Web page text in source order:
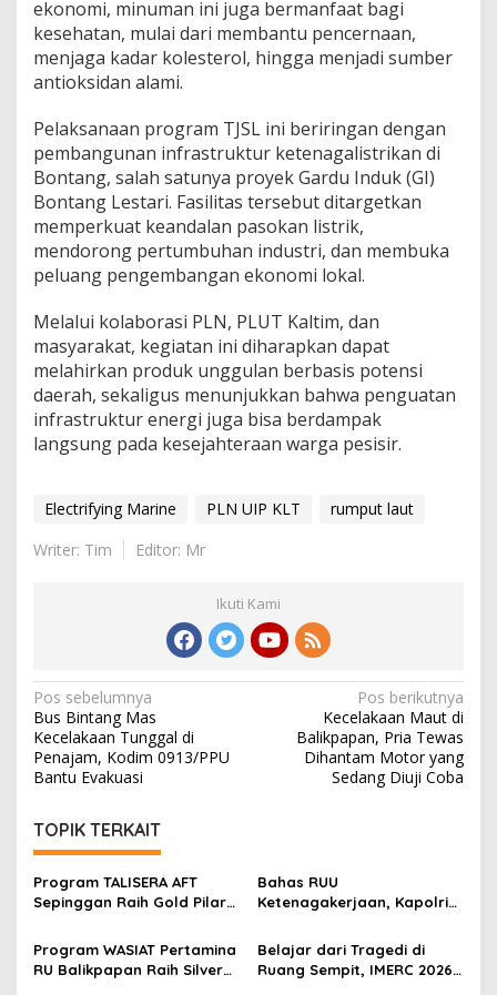
ekonomi, minuman ini juga bermanfaat bagi
kesehatan, mulai dari membantu pencernaan,
menjaga kadar kolesterol, hingga menjadi sumber
antioksidan alami.
Pelaksanaan program TJSL ini beriringan dengan
pembangunan infrastruktur ketenagalistrikan di
Bontang, salah satunya proyek Gardu Induk (GI)
Bontang Lestari. Fasilitas tersebut ditargetkan
memperkuat keandalan pasokan listrik,
mendorong pertumbuhan industri, dan membuka
peluang pengembangan ekonomi lokal.
Melalui kolaborasi PLN, PLUT Kaltim, dan
masyarakat, kegiatan ini diharapkan dapat
melahirkan produk unggulan berbasis potensi
daerah, sekaligus menunjukkan bahwa penguatan
infrastruktur energi juga bisa berdampak
langsung pada kesejahteraan warga pesisir.
Electrifying Marine PLN UIP KLT
rumput laut
Writer: Tim
Editor: Mr
Ikuti Kami
Navigasi
pos
Pos sebelumnya
Bus Bintang Mas
Kecelakaan Tunggal di
Penajam, Kodim 0913/PPU
Bantu Evakuasi
Pos berikutnya
Kecelakaan Maut di
Balikpapan, Pria Tewas
Dihantam Motor yang
Sedang Diuji Coba
TOPIK TERKAIT
Program TALISERA AFT
Sepinggan Raih Gold Pilar
Award 2026
Bahas RUU
Ketenagakerjaan, Kapolri
Dikawal Lewat Dialog
Program WASIAT Pertamina
RU Balikpapan Raih Silver
Belajar dari Tragedi di
Ruang Sempit, IMERC 2026